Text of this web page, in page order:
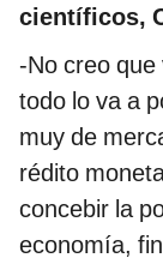
científicos,
-No creo que
todo lo va a
muy de
rédito
concebir la
economía,